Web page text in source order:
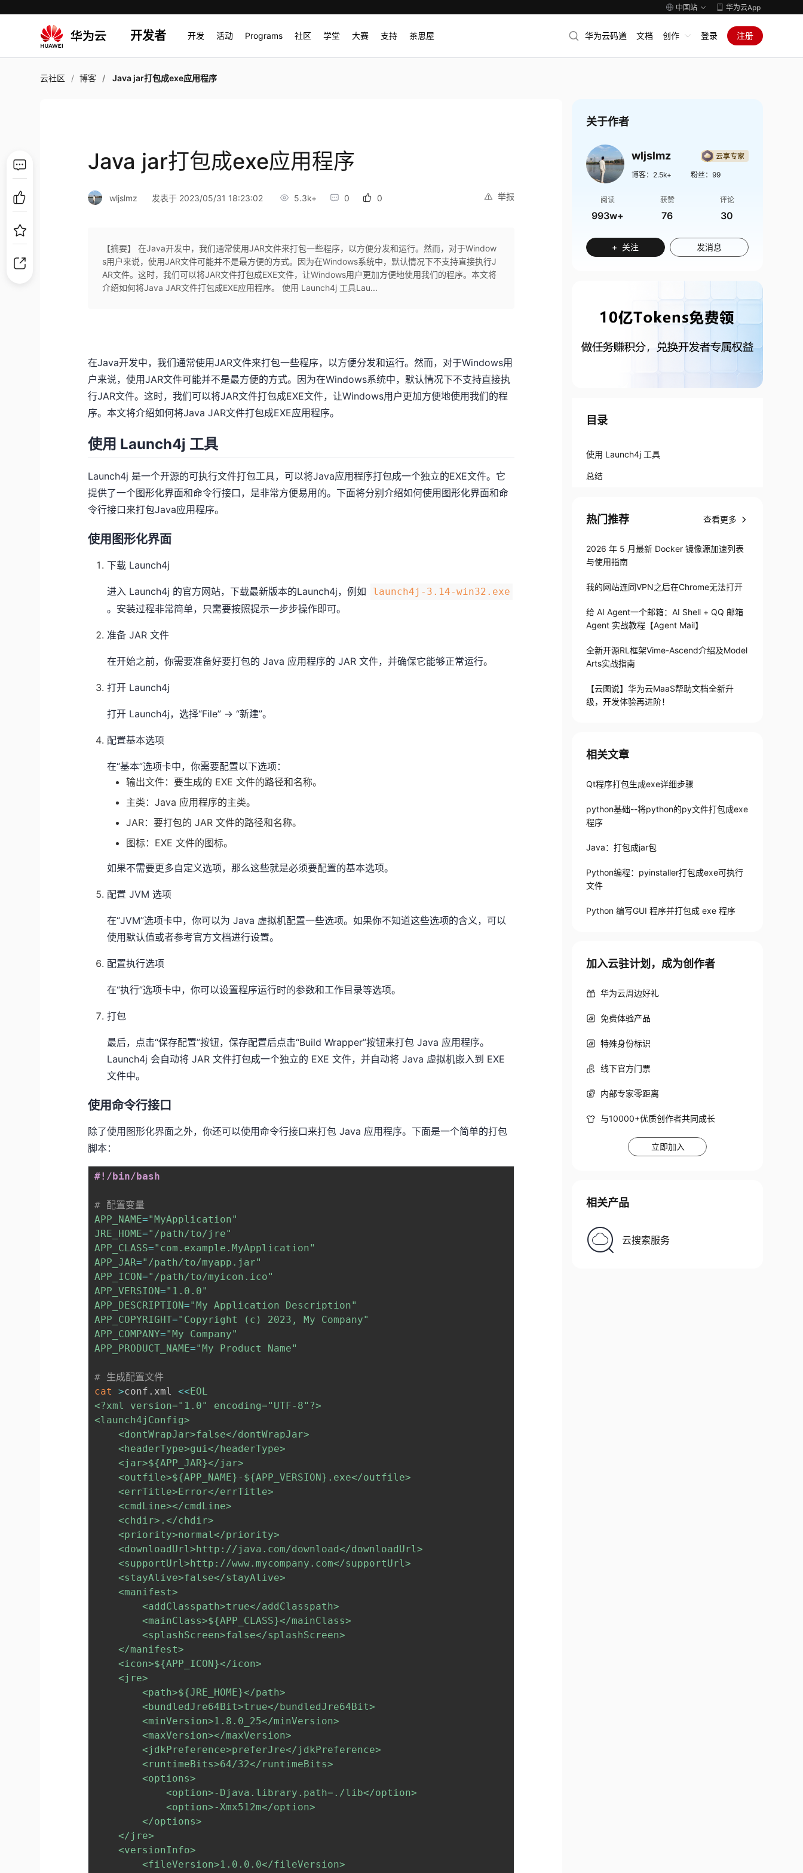
中国站 华为云App
开发者 开发 活动 Programs 社区 学堂 大赛 支持 茶思屋 华为云码道 文档 创作 登录 注册
云社区 博客 Java jar打包成exe应用程序
Java jar打包成exe应用程序
举报
wljslmz 发表于 2023/05/31 18:23:02 5.3k+ 0 0
【摘要】 在Java开发中，我们通常使用JAR文件来打包一些程序，以方便分发和运行。然而，对于Window
s用户来说，使用JAR文件可能并不是最方便的方式。因为在Windows系统中，默认情况下不支持直接执行J
AR文件。这时，我们可以将JAR文件打包成EXE文件，让Windows用户更加方便地使用我们的程序。本文将
介绍如何将Java JAR文件打包成EXE应用程序。 使用 Launch4j 工具Lau...
在Java开发中，我们通常使用JAR文件来打包一些程序，以方便分发和运行。然而，对于Windows用
户来说，使用JAR文件可能并不是最方便的方式。因为在Windows系统中，默认情况下不支持直接执
行JAR文件。这时，我们可以将JAR文件打包成EXE文件，让Windows用户更加方便地使用我们的程
序。本文将介绍如何将Java JAR文件打包成EXE应用程序。
使用 Launch4j 工具
Launch4j 是一个开源的可执行文件打包工具，可以将Java应用程序打包成一个独立的EXE文件。它
提供了一个图形化界面和命令行接口，是非常方便易用的。下面将分别介绍如何使用图形化界面和命
令行接口来打包Java应用程序。
使用图形化界面
下载 Launch4j
进入 Launch4j 的官方网站，下载最新版本的Launch4j，例如 launch4j-3.14-win32.exe
。安装过程非常简单，只需要按照提示一步步操作即可。
准备 JAR 文件
在开始之前，你需要准备好要打包的 Java 应用程序的 JAR 文件，并确保它能够正常运行。
打开 Launch4j
打开 Launch4j，选择“File” -> “新建”。
配置基本选项
在“基本”选项卡中，你需要配置以下选项：
输出文件：要生成的 EXE 文件的路径和名称。
主类：Java 应用程序的主类。
JAR：要打包的 JAR 文件的路径和名称。
图标：EXE 文件的图标。
如果不需要更多自定义选项，那么这些就是必须要配置的基本选项。
配置 JVM 选项
在“JVM”选项卡中，你可以为 Java 虚拟机配置一些选项。如果你不知道这些选项的含义，可以
使用默认值或者参考官方文档进行设置。
配置执行选项
在“执行”选项卡中，你可以设置程序运行时的参数和工作目录等选项。
打包
最后，点击“保存配置”按钮，保存配置后点击“Build Wrapper”按钮来打包 Java 应用程序。
Launch4j 会自动将 JAR 文件打包成一个独立的 EXE 文件，并自动将 Java 虚拟机嵌入到 EXE
文件中。
使用命令行接口
除了使用图形化界面之外，你还可以使用命令行接口来打包 Java 应用程序。下面是一个简单的打包
脚本：
#!/bin/bash
# 配置变量
APP_NAME="MyApplication"
JRE_HOME="/path/to/jre"
APP_CLASS="com.example.MyApplication"
APP_JAR="/path/to/myapp.jar"
APP_ICON="/path/to/myicon.ico"
APP_VERSION="1.0.0"
APP_DESCRIPTION="My Application Description"
APP_COPYRIGHT="Copyright (c) 2023, My Company"
APP_COMPANY="My Company"
APP_PRODUCT_NAME="My Product Name"
# 生成配置文件
cat
>conf.xml << EOL
<?xml version="1.0" encoding="UTF-8"?>
<launch4jConfig>
    <dontWrapJar>false</dontWrapJar>
    <headerType>gui</headerType>
    <jar>
${APP_JAR}</jar>
    <outfile>
${APP_NAME} - ${APP_VERSION} .exe</outfile>
    <errTitle>Error</errTitle>
    <cmdLine></cmdLine>
    <chdir>.</chdir>
    <priority>normal</priority>
    <downloadUrl>http://java.com/download</downloadUrl>
    <supportUrl>http://www.mycompany.com</supportUrl>
    <stayAlive>false</stayAlive>
    <manifest>
        <addClasspath>true</addClasspath>
        <mainClass>
${APP_CLASS}</mainClass>
        <splashScreen>false</splashScreen>
    </manifest>
    <icon>
${APP_ICON}</icon>
    <jre>
        <path>
${JRE_HOME}</path>
        <bundledJre64Bit>true</bundledJre64Bit>
        <minVersion>1.8.0_25</minVersion>
        <maxVersion></maxVersion>
        <jdkPreference>preferJre</jdkPreference>
        <runtimeBits>64/32</runtimeBits>
        <options>
            <option>-Djava.library.path=./lib</option>
            <option>-Xmx512m</option>
        </options>
    </jre>
    <versionInfo>
        <fileVersion>1.0.0.0</fileVersion>
关于作者
wljslmz
博客： 2.5k+ 粉丝： 99
阅读
993w+
获赞
76
评论
30
+ 关注 发消息
目录
使用 Launch4j 工具
总结
热门推荐 查看更多
2026 年 5 月最新 Docker 镜像源加速列表
与使用指南
我的网站连同VPN之后在Chrome无法打开
给 AI Agent一个邮箱：AI Shell + QQ 邮箱
Agent 实战教程【Agent Mail】
全新开源RL框架Vime-Ascend介绍及Model
Arts实战指南
【云图说】华为云MaaS帮助文档全新升
级，开发体验再进阶！
相关文章
Qt程序打包生成exe详细步骤
python基础--将python的py文件打包成exe
程序
Java：打包成jar包
Python编程：pyinstaller打包成exe可执行
文件
Python 编写GUI 程序并打包成 exe 程序
加入云驻计划，成为创作者
华为云周边好礼
免费体验产品
特殊身份标识
线下官方门票
内部专家零距离
与10000+优质创作者共同成长
立即加入
相关产品
云搜索服务